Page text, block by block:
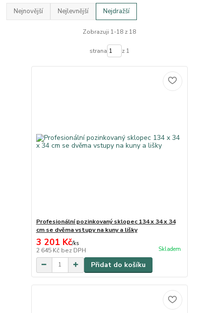
Nejnovější Nejlevnější Nejdražší
Zobrazuji 1-18 z 18
strana z 1
Profesionální pozinkovaný sklopec 134 x 34 x 34
cm se dvěma vstupy na kuny a lišky
3 201 Kč/ks
2 645 Kč bez DPH Skladem
Přidat do košíku